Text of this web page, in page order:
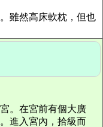
雖然高床軟枕，但也
。在宮前有個大廣
進入宮內，拾級而